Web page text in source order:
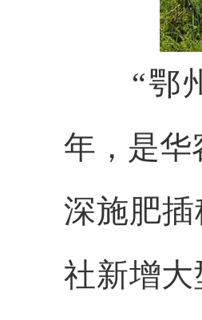
“鄂
年，是华
深施肥
社新增